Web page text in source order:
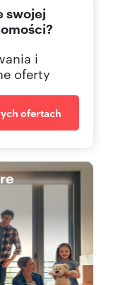
swojej
i
oferty
ofertach